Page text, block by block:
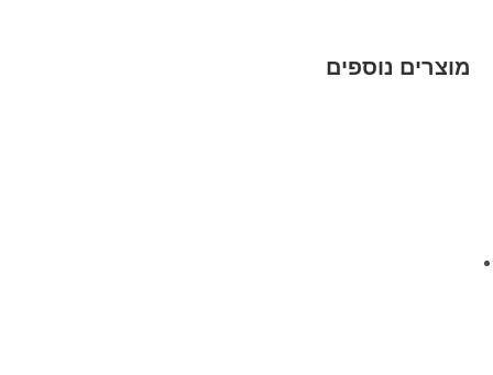
מוצרים נוספים